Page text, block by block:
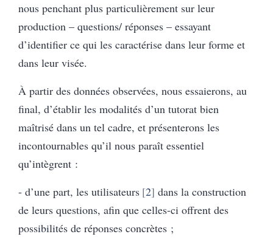
nous penchant plus particulièrement sur leur
production – questions/ réponses – essayant
d’identifier ce qui les caractérise dans leur forme et
dans leur visée.
À partir des données observées, nous essaierons, au
final, d’établir les modalités d’un tutorat bien
maîtrisé dans un tel cadre, et présenterons les
incontournables qu’il nous paraît essentiel
qu’intègrent :
- d’une part, les utilisateurs 2 dans la construction
de leurs questions, afin que celles-ci offrent des
possibilités de réponses concrètes ;